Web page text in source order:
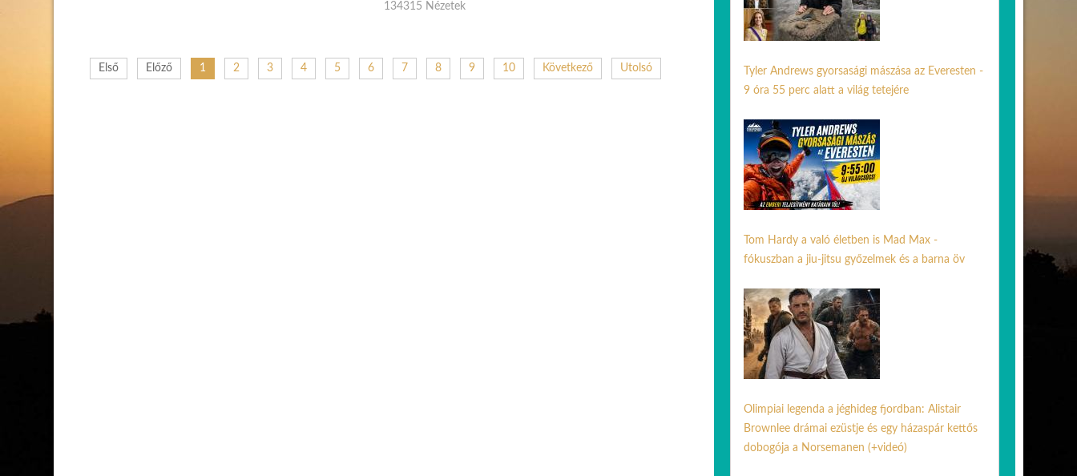
134315 Nézetek
Első Előző 1 2 3 4 5 6 7 8 9 10 Következő Utolsó
Tyler Andrews gyorsasági mászása az Everesten -
9 óra 55 perc alatt a világ tetejére
Tom Hardy a való életben is Mad Max -
fókuszban a jiu-jitsu győzelmek és a barna öv
Olimpiai legenda a jéghideg fjordban: Alistair
Brownlee drámai ezüstje és egy házaspár kettős
dobogója a Norsemanen (+videó)